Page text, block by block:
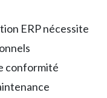
ERP nécessite
conformité